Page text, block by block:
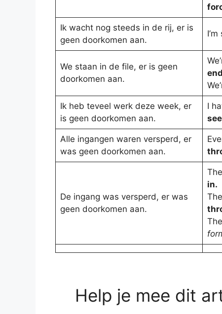
Ik wacht nog steeds in de rij, er is
geen doorkomen aan.
We staan in de file, er is geen
doorkomen aan.
Ik heb teveel werk deze week, er
is geen doorkomen aan.
I
Alle ingangen waren versperd, er
was geen doorkomen aan.
De ingang was versperd, er was
geen doorkomen aan.
in.
Help je mee dit